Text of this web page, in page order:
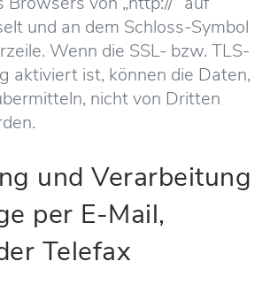
und an dem Schloss-Symbol
Wenn die SSL- bzw. TLS-
aktiviert ist, können die Daten,
nicht von Dritten
und Verarbeitung
per E-Mail,
Telefax